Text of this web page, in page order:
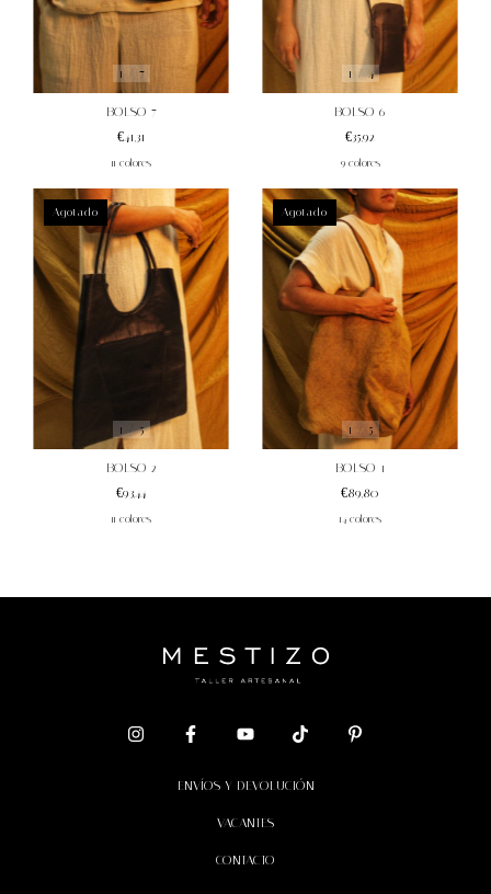
1 / 7
BOLSO 7
€41,31
11 colores
1 / 4
BOLSO 6
€35,92
9 colores
1 /5
Agotado
BOLSO 2
€93,44
11 colores
1 / 5
Agotado
BOLSO 1
€89,80
14 colores
ENVÍOS Y DEVOLUCIÓN
VACANTES
CONTACTO